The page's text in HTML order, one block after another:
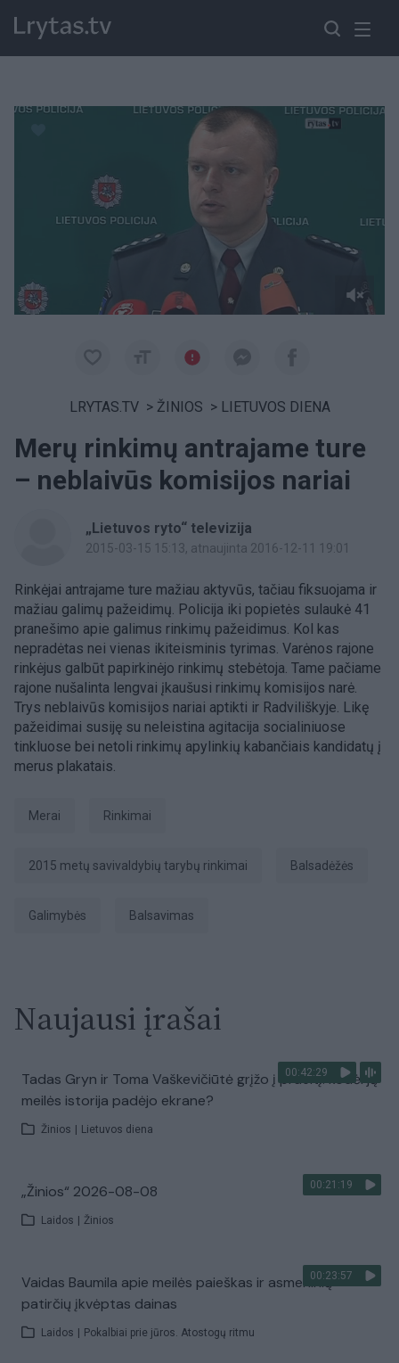
LRYTAS.TV > ŽINIOS > LIETUVOS DIENA
Merų rinkimų antrajame ture
– neblaivūs komisijos nariai
„Lietuvos ryto“ televizija
2015-03-15 15:13, atnaujinta 2016-12-11 19:01
Rinkėjai antrajame ture mažiau aktyvūs, tačiau fiksuojama ir
mažiau galimų pažeidimų. Policija iki popietės sulaukė 41
pranešimo apie galimus rinkimų pažeidimus. Kol kas
nepradėtas nei vienas ikiteisminis tyrimas. Varėnos rajone
rinkėjus galbūt papirkinėjo rinkimų stebėtoja. Tame pačiame
rajone nušalinta lengvai įkaušusi rinkimų komisijos narė.
Trys neblaivūs komisijos nariai aptikti ir Radviliškyje. Likę
pažeidimai susiję su neleistina agitacija socialiniuose
tinkluose bei netoli rinkimų apylinkių kabančiais kandidatų į
merus plakatais.
Merai Rinkimai
2015 metų savivaldybių tarybų rinkimai balsadėžės
galimybės Balsavimas
Naujausi įrašai
00:42:29
Tadas Gryn ir Toma Vaškevičiūtė grįžo į praeitį: kodėl jų
meilės istorija padėjo ekrane?
Žinios Lietuvos diena
00:21:19
„Žinios“ 2026-08-08
Laidos Žinios
00:23:57
Vaidas Baumila apie meilės paieškas ir asmeninių
patirčių įkvėptas dainas
Laidos Pokalbiai prie jūros. Atostogų ritmu